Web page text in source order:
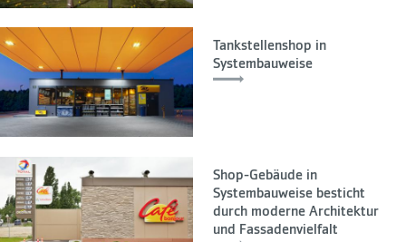
Tankstellenshop in
Systembauweise
Shop-Gebäude in
Systembauweise besticht
durch moderne Architektur
und Fassadenvielfalt